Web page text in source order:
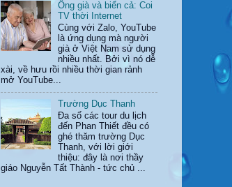
Ông già và biển cả: Coi
TV thời Internet
Cùng với Zalo, YouTube
là ứng dụng mà người
già ở Việt Nam sử dụng
nhiều nhất. Bởi vì nó dễ
xài, về hưu rồi nhiều thời gian rảnh
mở YouTube...
Trường Dục Thanh
Đa số các tour du lịch
đến Phan Thiết đều có
ghé thăm trường Dục
Thanh, với lời giới
thiệu: đây là nơi thầy
giáo Nguyễn Tất Thành - tức chủ ...